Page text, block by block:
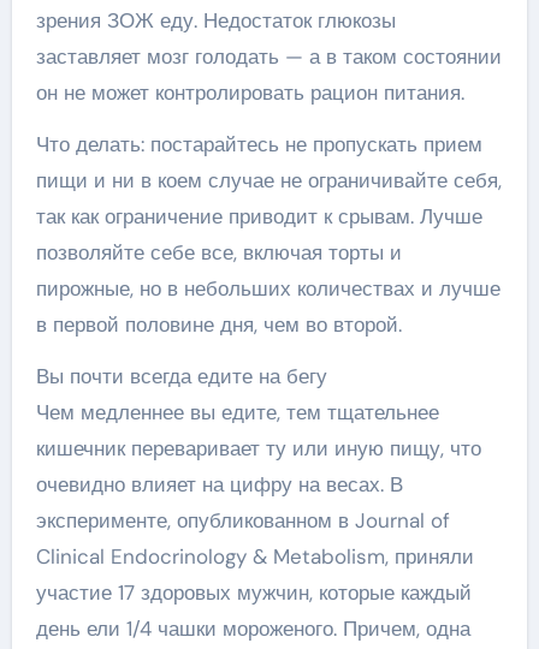
зрения ЗОЖ еду. Недостаток глюкозы
заставляет мозг голодать — а в таком состоянии
он не может контролировать рацион питания.
Что делать: постарайтесь не пропускать прием
пищи и ни в коем случае не ограничивайте себя,
так как ограничение приводит к срывам. Лучше
позволяйте себе все, включая торты и
пирожные, но в небольших количествах и лучше
в первой половине дня, чем во второй.
Вы почти всегда едите на бегу
Чем медленнее вы едите, тем тщательнее
кишечник переваривает ту или иную пищу, что
очевидно влияет на цифру на весах. В
эксперименте, опубликованном в Journal of
Clinical Endocrinology & Metabolism, приняли
участие 17 здоровых мужчин, которые каждый
день ели 1/4 чашки мороженого. Причем, одна